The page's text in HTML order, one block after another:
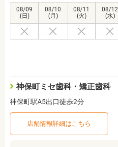
08/09
(日)
08/10
(月)
08/11
(火)
08/12
(水)
神保町ミセ歯科・矯正歯科
神保町駅A5出口徒歩2分
店舗情報詳細はこちら